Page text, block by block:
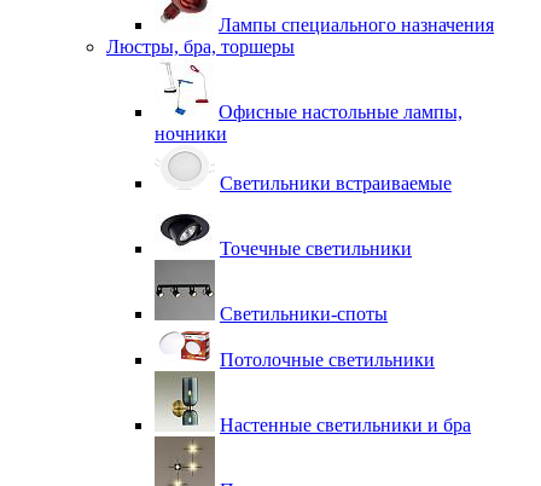
Лампы специального назначения
Люстры, бра, торшеры
Офисные настольные лампы,
ночники
Светильники встраиваемые
Точечные светильники
Светильники-споты
Потолочные светильники
Настенные светильники и бра